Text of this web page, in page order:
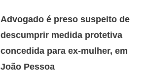
Advogado é preso suspeito de
descumprir medida protetiva
concedida para ex-mulher, em
João Pessoa